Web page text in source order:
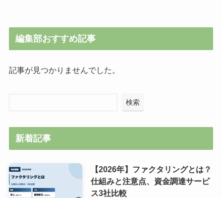
編集部おすすめ記事
記事が見つかりませんでした。
検索
新着記事
【2026年】ファクタリングとは？
仕組みと注意点、資金調達サービ
ス3社比較